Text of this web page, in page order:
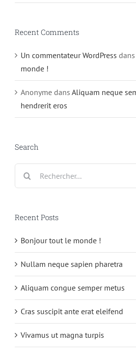
Recent Comments
Un commentateur WordPress dans
monde !
Anonyme dans Aliquam neque
hendrerit eros
Search
Recent Posts
Bonjour tout le monde !
Nullam neque sapien pharetra
Aliquam congue semper metus
Cras suscipit ante erat eleifend
Vivamus ut magna turpis